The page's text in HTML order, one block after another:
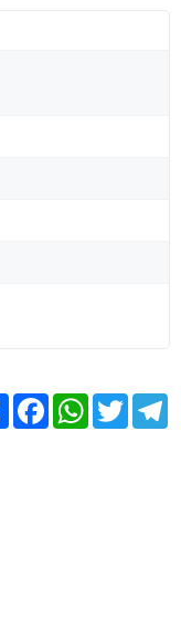
Share FacebookWhatsApp
Twitter